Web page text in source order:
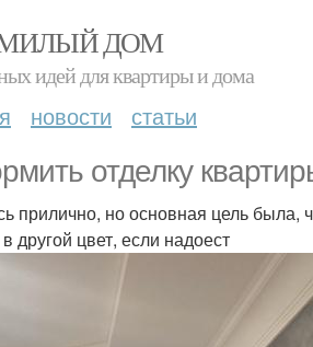
ДОМ
идей для квартиры и дома
новости статьи
отделку
прилично, но основная цель была,
другой цвет, если надоест